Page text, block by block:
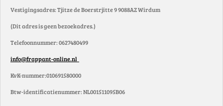
Vestigingsadres: Tjitze de Boerstrjitte 9 9088AZ Wirdum
(Dit adres is geen bezoekadres.)
Telefoonnummer: 0627480499
info@frappant-online.nl
KvK-nummer:010691580000
Btw-identificatienummer: NL001511095B06